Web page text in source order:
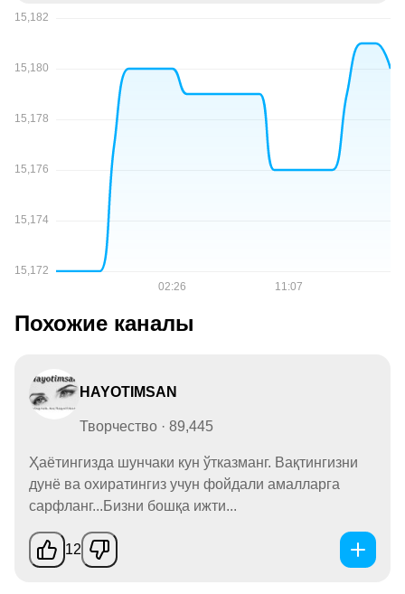
Похожие каналы
HAYOTIMSAN
Творчество · 89,445
Ҳаётингизда шунчаки кун ўтказманг. Вақтингизни
дунё ва охиратингиз учун фойдали амалларга
сарфланг...Бизни бошқа ижти...
12